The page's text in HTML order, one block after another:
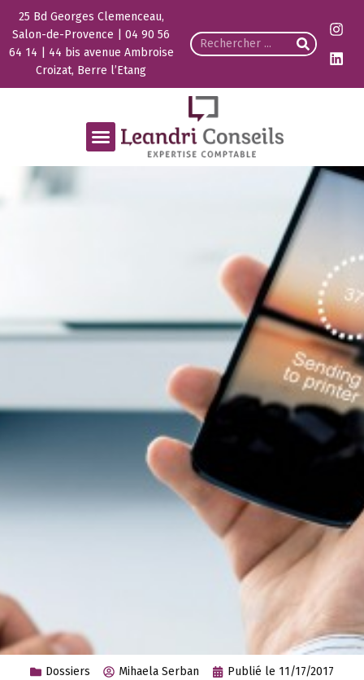
25 Bd Georges Clemenceau,
Salon-de-Provence | 04 90 56
64 14 | 44 bis avenue Ambroise
Croizat, Berre l’Etang
Dossiers Mihaela Serban Publié le 11/17/2017